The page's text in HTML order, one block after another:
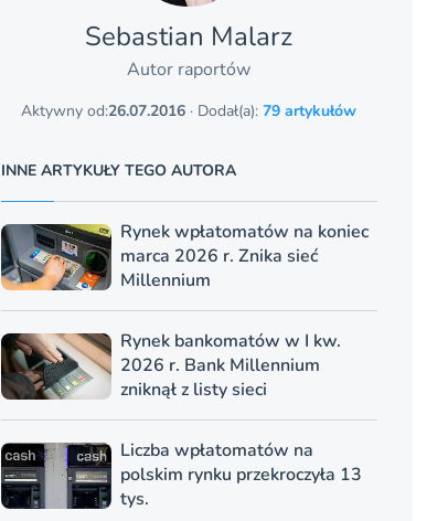
Sebastian Malarz
Autor raportów
Aktywny od:26.07.2016 · Dodał(a):79 artykułów
INNE ARTYKUŁY TEGO AUTORA
Rynek wpłatomatów na koniec
marca 2026 r. Znika sieć
Millennium
Rynek bankomatów w I kw.
2026 r. Bank Millennium
zniknął z listy sieci
Liczba wpłatomatów na
polskim rynku przekroczyła 13
tys.